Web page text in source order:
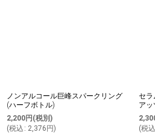
ノンアルコール巨峰スパークリング
(ハーフボトル)
2,200円 (税別)
(税込 : 2,376 円)
セラ
アッ
(税込